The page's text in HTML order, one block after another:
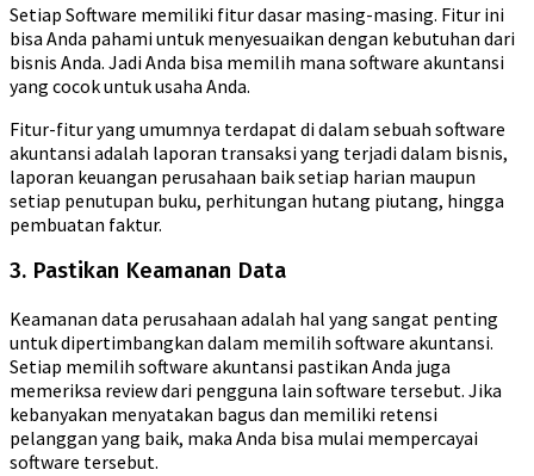
Setiap Software memiliki fitur dasar masing-masing. Fitur ini
bisa Anda pahami untuk menyesuaikan dengan kebutuhan dari
bisnis Anda. Jadi Anda bisa memilih mana software akuntansi
yang cocok untuk usaha Anda.
Fitur-fitur yang umumnya terdapat di dalam sebuah software
akuntansi adalah laporan transaksi yang terjadi dalam bisnis,
laporan keuangan perusahaan baik setiap harian maupun
setiap penutupan buku, perhitungan hutang piutang, hingga
pembuatan faktur.
3. Pastikan Keamanan Data
Keamanan data perusahaan adalah hal yang sangat penting
untuk dipertimbangkan dalam memilih software akuntansi.
Setiap memilih software akuntansi pastikan Anda juga
memeriksa review dari pengguna lain software tersebut. Jika
kebanyakan menyatakan bagus dan memiliki retensi
pelanggan yang baik, maka Anda bisa mulai mempercayai
software tersebut.